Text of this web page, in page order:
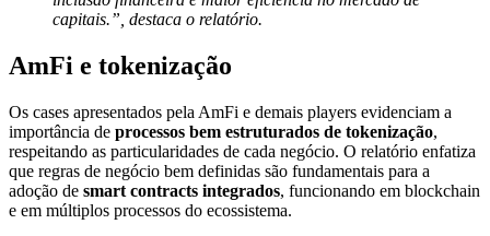
capitais.”, destaca o relatório.
AmFi e tokenização
Os cases apresentados pela AmFi e demais players evidenciam a
importância de processos bem estruturados de tokenização,
respeitando as particularidades de cada negócio. O relatório enfatiza
que regras de negócio bem definidas são fundamentais para a
adoção de smart contracts integrados, funcionando em blockchain
e em múltiplos processos do ecossistema.